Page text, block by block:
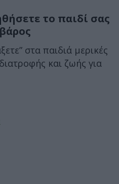
το παιδί σας
στα παιδιά μερικές
και ζωής για